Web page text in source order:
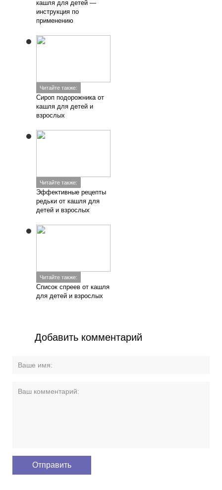
кашля для детей —
инструкция по
применению
Читайте также:
Сироп подорожника от
кашля для детей и
взрослых
Читайте также:
Эффективные рецепты
редьки от кашля для
детей и взрослых
Читайте также:
Список спреев от кашля
для детей и взрослых
Добавить комментарий